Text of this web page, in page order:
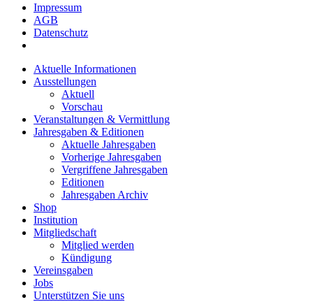
Impressum
AGB
Datenschutz
Aktuelle Informationen
Ausstellungen
Aktuell
Vorschau
Veranstaltungen & Vermittlung
Jahresgaben & Editionen
Aktuelle Jahresgaben
Vorherige Jahresgaben
Vergriffene Jahresgaben
Editionen
Jahresgaben Archiv
Shop
Institution
Mitgliedschaft
Mitglied werden
Kündigung
Vereinsgaben
Jobs
Unterstützen Sie uns